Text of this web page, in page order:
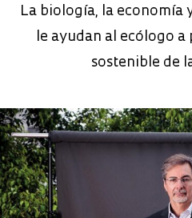
La biología, la economía
le ayudan al ecólogo
sostenible de